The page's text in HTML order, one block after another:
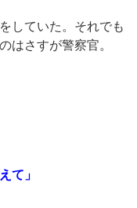
していた。それでも
はさすが警察官。
て」